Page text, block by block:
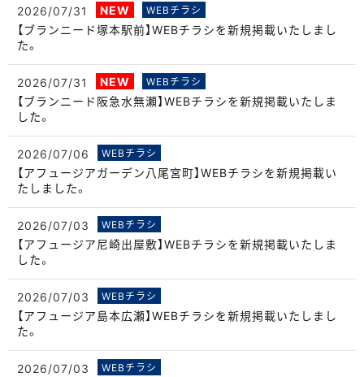
2026/07/31 NEW WEBチラシ
【ブランニード塚本駅前】WEBチラシを新規掲載いたしまし
た。
2026/07/31 NEW WEBチラシ
【ブランニード阪急水無瀬】WEBチラシを新規掲載いたしま
した。
2026/07/06 WEBチラシ
【アフュージアガーデン八尾宮町】WEBチラシを新規掲載い
たしました。
2026/07/03 WEBチラシ
【アフュージア尼崎出屋敷】WEBチラシを新規掲載いたしま
した。
2026/07/03 WEBチラシ
【アフュージア島本広瀬】WEBチラシを新規掲載いたしまし
た。
2026/07/03 WEBチラシ